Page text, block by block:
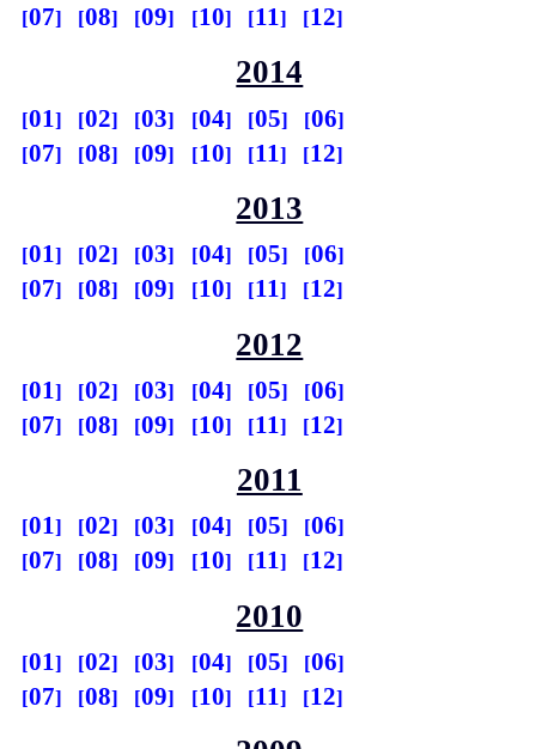
07
08 09 10 11 12
2014
01 02 03 04 05
06
07
08 09 10 11 12
2013
01 02 03 04 05
06
07
08 09 10 11 12
2012
01 02 03 04 05
06
07
08 09 10 11 12
2011
01 02 03 04 05
06
07
08 09 10 11 12
2010
01 02 03 04 05
06
07
08 09 10 11 12